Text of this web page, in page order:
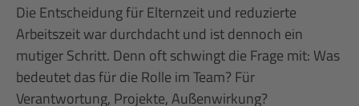
Die Entscheidung für Elternzeit und reduzierte
Arbeitszeit war durchdacht und ist dennoch ein
mutiger Schritt. Denn oft schwingt die Frage mit: Was
bedeutet das für die Rolle im Team? Für
Verantwortung, Projekte, Außenwirkung?